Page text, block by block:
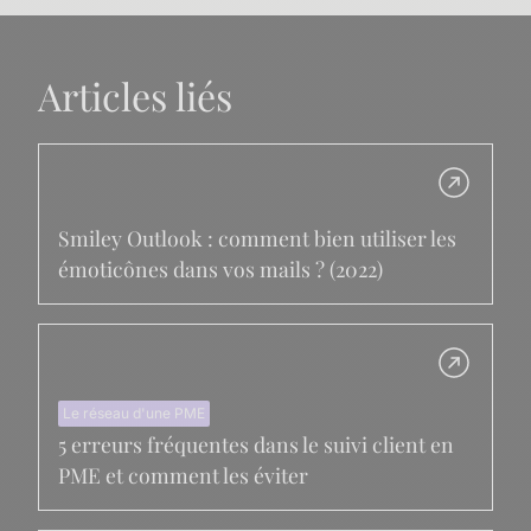
Articles liés
Smiley Outlook : comment bien utiliser les
émoticônes dans vos mails ? (2022)
Le réseau d'une PME
5 erreurs fréquentes dans le suivi client en
PME et comment les éviter